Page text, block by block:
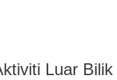
Luar Bilik